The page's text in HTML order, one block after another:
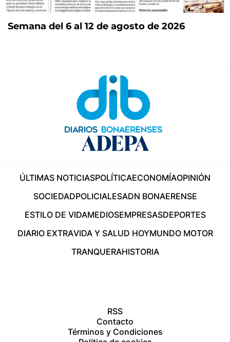
Semana del 6 al 12 de agosto de 2026
ÚLTIMAS NOTICIASPOLÍTICAECONOMÍAOPINIÓN
SOCIEDADPOLICIALESADN BONAERENSE
ESTILO DE VIDAMEDIOSEMPRESASDEPORTES
DIARIO EXTRAVIDA Y SALUD HOYMUNDO MOTOR
TRANQUERAHISTORIA
RSS
Contacto
Términos y Condiciones